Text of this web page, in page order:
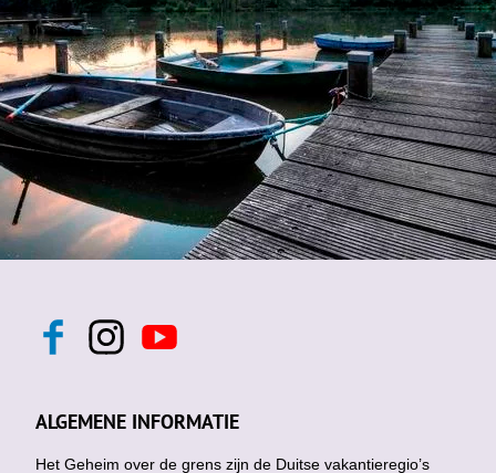
F
b
o
I
n
a
g
Y
o
u
b
ALGEMENE INFORMATIE
Het Geheim over de grens zijn de Duitse vakantieregio’s